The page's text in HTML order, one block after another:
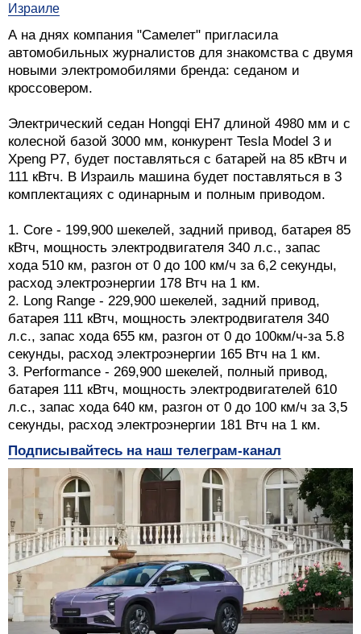
Израиле
А на днях компания "Самелет" пригласила
автомобильных журналистов для знакомства с двумя
новыми электромобилями бренда: седаном и
кроссовером.
Электрический седан Hongqi EH7 длиной 4980 мм и с
колесной базой 3000 мм, конкурент Tesla Model 3 и
Xpeng P7, будет поставляться с батарей на 85 кВтч и
111 кВтч. В Израиль машина будет поставляться в 3
комплектациях с одинарным и полным приводом.
1. Core - 199,900 шекелей, задний привод, батарея 85
кВтч, мощность электродвигателя 340 л.с., запас
хода 510 км, разгон от 0 до 100 км/ч за 6,2 секунды,
расход электроэнергии 178 Втч на 1 км.
2. Long Range - 229,900 шекелей, задний привод,
батарея 111 кВтч, мощность электродвигателя 340
л.с., запас хода 655 км, разгон от 0 до 100км/ч-за 5.8
секунды, расход электроэнергии 165 Втч на 1 км.
3. Performance - 269,900 шекелей, полный привод,
батарея 111 кВтч, мощность электродвигателей 610
л.с., запас хода 640 км, разгон от 0 до 100 км/ч за 3,5
секунды, расход электроэнергии 181 Втч на 1 км.
Подписывайтесь на наш телеграм-канал